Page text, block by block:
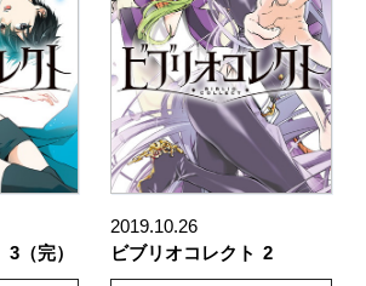
3（完）
2019.10.26
ビブリオコレクト 2